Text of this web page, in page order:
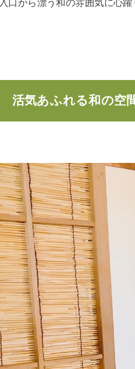
入口から漂う和の雰囲気に心躍
活気あふれる和の空